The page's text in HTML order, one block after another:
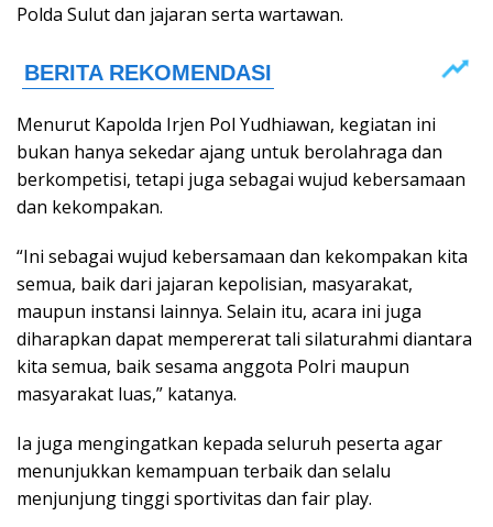
Polda Sulut dan jajaran serta wartawan.
Menurut Kapolda Irjen Pol Yudhiawan, kegiatan ini
bukan hanya sekedar ajang untuk berolahraga dan
berkompetisi, tetapi juga sebagai wujud kebersamaan
dan kekompakan.
“Ini sebagai wujud kebersamaan dan kekompakan kita
semua, baik dari jajaran kepolisian, masyarakat,
maupun instansi lainnya. Selain itu, acara ini juga
diharapkan dapat mempererat tali silaturahmi diantara
kita semua, baik sesama anggota Polri maupun
masyarakat luas,” katanya.
Ia juga mengingatkan kepada seluruh peserta agar
menunjukkan kemampuan terbaik dan selalu
menjunjung tinggi sportivitas dan fair play.